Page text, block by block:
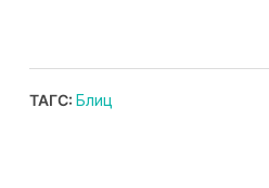
ТАГС: Блиц